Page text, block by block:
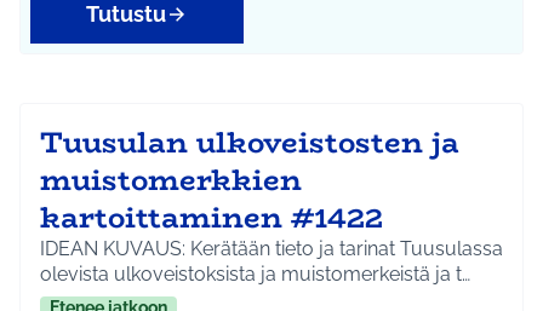
Tutustu
Tuusulan ulkoveistosten ja
muistomerkkien
kartoittaminen #1422
IDEAN KUVAUS: Kerätään tieto ja tarinat Tuusulassa
olevista ulkoveistoksista ja muistomerkeistä ja t…